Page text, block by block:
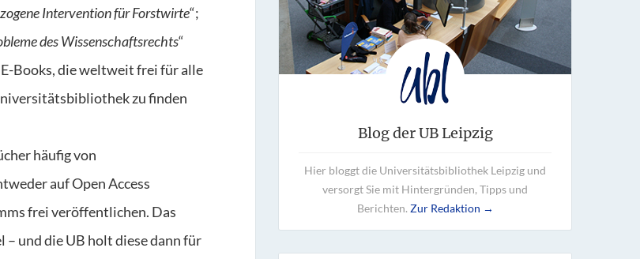
Intervention für Forstwirte“;
des Wissenschaftsrechts“
E-Books, die weltweit frei für alle
zu finden
häufig von
auf Open Access
frei veröffentlichen. Das
und die UB holt diese dann für
Blog der UB Leipzig
Hier bloggt die Universitätsbibliothek Leipzig und
versorgt Sie mit Hintergründen, Tipps und
Berichten. Zur Redaktion →